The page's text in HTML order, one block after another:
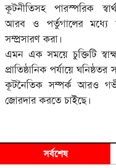
কূটনীতিসহ পারস্পরিক
আরব ও পর্তুগালের মধ্যে
সম্প্রসারণ করা।
এমন এক সময়ে চুক্তিটি
প্রাতিষ্ঠানিক পর্যায়ে
কূটনৈতিক সম্পর্ক আরও
জোরদার করতে চাইছে।
সর্বশেষ